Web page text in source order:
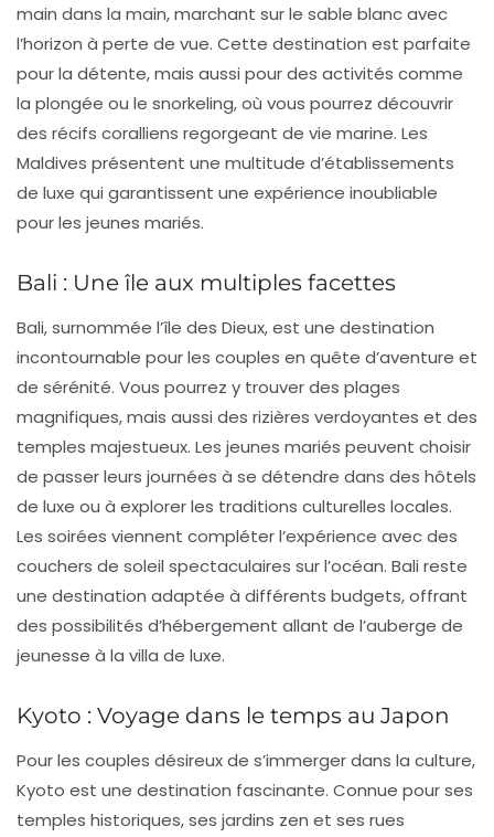
main dans la main, marchant sur le sable blanc avec
l’horizon à perte de vue. Cette destination est parfaite
pour la détente, mais aussi pour des activités comme
la plongée ou le snorkeling, où vous pourrez découvrir
des récifs coralliens regorgeant de vie marine. Les
Maldives présentent une multitude d’établissements
de luxe qui garantissent une expérience inoubliable
pour les jeunes mariés.
Bali : Une île aux multiples facettes
Bali, surnommée l’île des Dieux, est une destination
incontournable pour les couples en quête d’aventure et
de sérénité. Vous pourrez y trouver des plages
magnifiques, mais aussi des rizières verdoyantes et des
temples majestueux. Les jeunes mariés peuvent choisir
de passer leurs journées à se détendre dans des hôtels
de luxe ou à explorer les traditions culturelles locales.
Les soirées viennent compléter l’expérience avec des
couchers de soleil spectaculaires sur l’océan. Bali reste
une destination adaptée à différents budgets, offrant
des possibilités d’hébergement allant de l’auberge de
jeunesse à la villa de luxe.
Kyoto : Voyage dans le temps au Japon
Pour les couples désireux de s’immerger dans la culture,
Kyoto est une destination fascinante. Connue pour ses
temples historiques, ses jardins zen et ses rues